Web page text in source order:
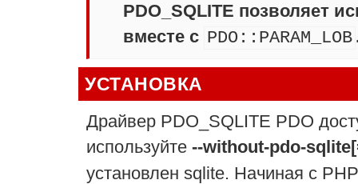
PDO_SQLITE позволяет
вместе с PDO::PARAM_LOB
УСТАНОВКА
Драйвер PDO_SQLITE PDO
используйте --without-pdo-
установлен sqlite. Начиная с